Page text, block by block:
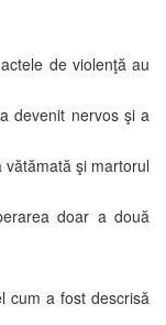
de violenţă au
devenit nervos şi a
şi martorul
doar a două
cum a fost descrisă